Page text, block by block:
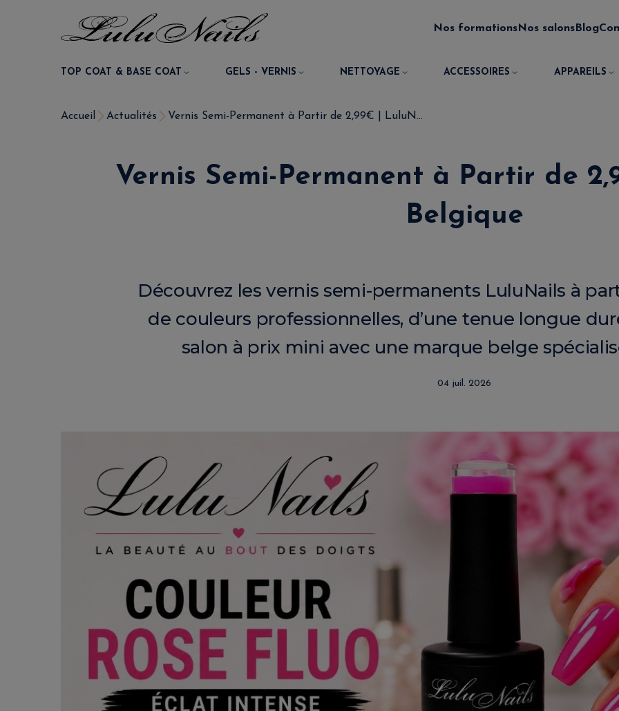
Nos formationsNos salons Blog
TOP COAT & BASE COAT GELS - VERNIS NETTOYAGE ACCESSOIRES APPAREILS
Accueil Actualités Vernis Semi-Permanent à Partir de 2,99€ | LuluN...
Vernis Semi-Permanent à Partir de
Belgique
Découvrez les vernis semi-permanents LuluNails à
de couleurs professionnelles, d’une tenue longue
salon à prix mini avec une marque belge
04 juil. 2026